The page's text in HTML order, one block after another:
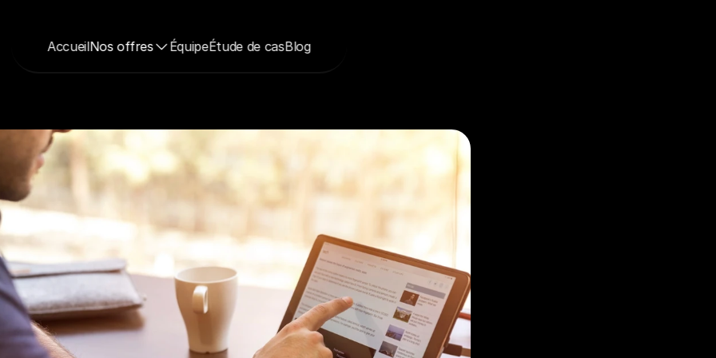
AccueilNos offres ÉquipeÉtude de casBlog